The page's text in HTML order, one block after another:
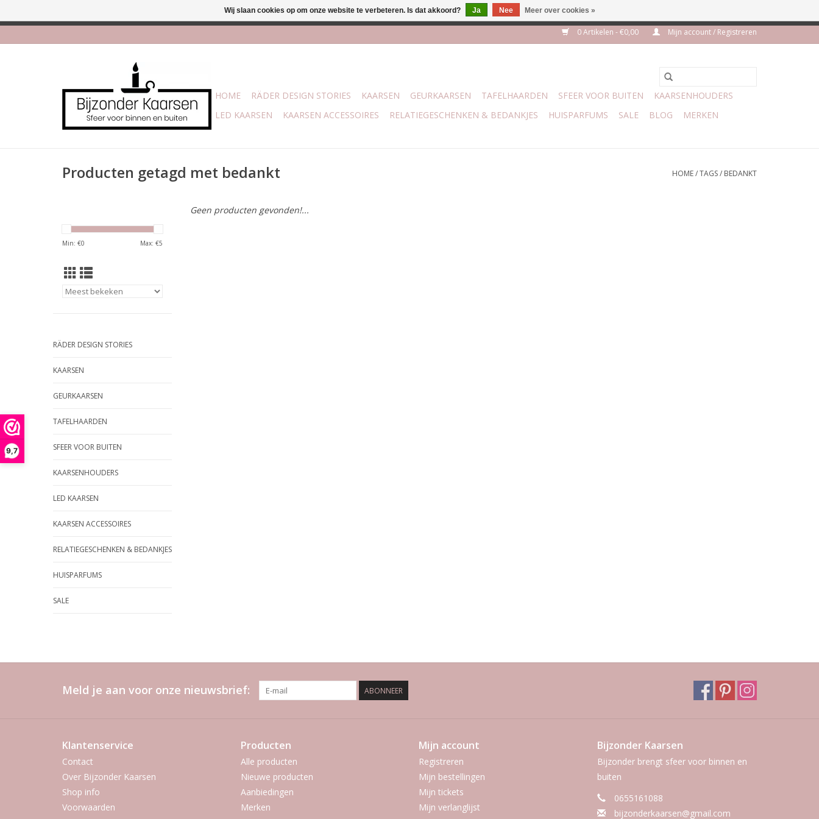
9,7
0 Artikelen - €0,00 Mijn account / Registreren
HOME RÄDER DESIGN STORIES KAARSEN GEURKAARSEN TAFELHAARDEN SFEER VOOR BUITEN
KAARSENHOUDERS
LED KAARSEN
KAARSEN ACCESSOIRES RELATIEGESCHENKEN & BEDANKJES HUISPARFUMS SALE BLOG MERKEN
Producten getagd met bedankt HOME/TAGS/ BEDANKT
Min: €0 Max: €5
RÄDER DESIGN STORIES
KAARSEN
GEURKAARSEN
TAFELHAARDEN
SFEER VOOR BUITEN
KAARSENHOUDERS
LED KAARSEN
KAARSEN ACCESSOIRES
RELATIEGESCHENKEN & BEDANKJES
HUISPARFUMS
SALE
Geen producten gevonden!...
Meld je aan voor onze nieuwsbrief: ABONNEER
Klantenservice
Contact
Over Bijzonder Kaarsen
Shop info
Voorwaarden
Producten
Alle producten
Nieuwe producten
Aanbiedingen
Merken
Mijn account
Registreren
Mijn bestellingen
Mijn tickets
Mijn verlanglijst
Bijzonder Kaarsen
Bijzonder brengt sfeer voor binnen en
buiten
0655161088
bijzonderkaarsen@gmail.com
Wij slaan cookies op om onze website te verbeteren. Is dat akkoord? Ja Nee Meer over cookies »
Afhalen is mogelijk bij mijn winkel Trotz | Belvederelaan 107 Zwolle | 27 juli t/m 3 aug VAKANTIE